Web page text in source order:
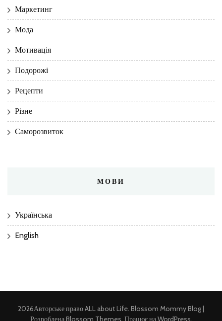
Маркетинг
Мода
Мотивація
Подорожі
Рецепти
Різне
Саморозвиток
МОВИ
Українська
English
2026Авторське правоALL about Life Blossom Mommy Blog |
РозробленаBlossom Themes . Працює наWordPress